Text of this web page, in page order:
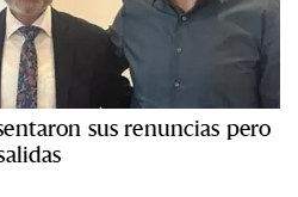
sus renuncias pero